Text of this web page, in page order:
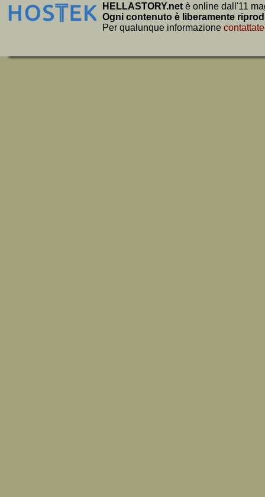
HELLASTORY.net è online dall'11
Ogni contenuto è liberamente
Per qualunque informazione